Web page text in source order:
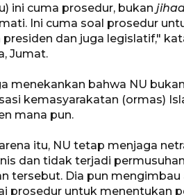
ini cuma prosedur, bukan
Ini cuma soal prosedur
presiden dan juga legislatif,"
Jumat.
menekankan bahwa NU
kemasyarakatan (ormas)
mana pun.
itu, NU tetap menjaga
dan tidak terjadi
tersebut. Dia pun
prosedur untuk menentukan